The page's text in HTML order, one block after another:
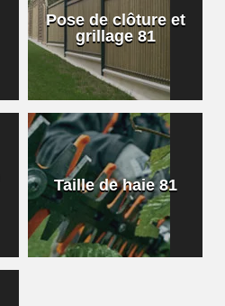
Pose de clôture et
grillage 81
Taille de haie 81